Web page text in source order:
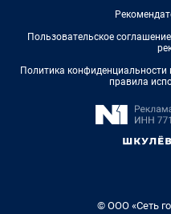
Пользовательское
Политика
правила
© ООО «Сеть